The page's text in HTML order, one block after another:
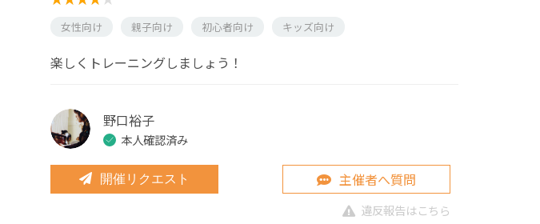
女性向け 親子向け 初心者向け キッズ向け
楽しくトレーニングしましょう！
野口裕子
本人確認済み
開催リクエスト 主催者へ質問
違反報告はこちら